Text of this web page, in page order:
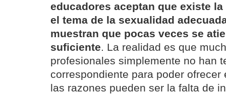
educadores aceptan que existe
el tema de la sexualidad
muestran que pocas veces se
suficiente. La realidad es que
profesionales simplemente no han
correspondiente para poder ofrecer
las razones pueden ser la falta de